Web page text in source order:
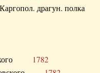
Каргопол. драгун. полка
1782